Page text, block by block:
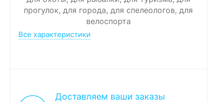
прогулок, для города, для спелеологов, для
велоспорта
Все характеристики
Доставляем ваши заказы